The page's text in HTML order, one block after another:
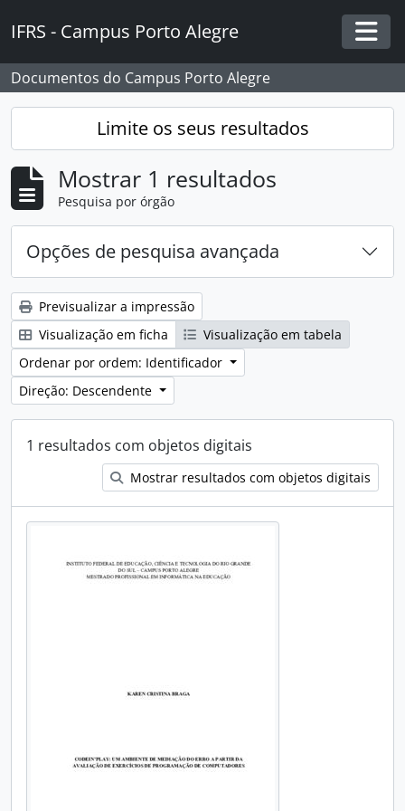
IFRS - Campus Porto Alegre
Documentos do Campus Porto Alegre
Limite os seus resultados
Mostrar 1 resultados
Pesquisa por órgão
Opções de pesquisa avançada
Previsualizar a impressão
Visualização em ficha
Visualização em tabela
Ordenar por ordem: Identificador
Direção: Descendente
1 resultados com objetos digitais
Mostrar resultados com objetos digitais